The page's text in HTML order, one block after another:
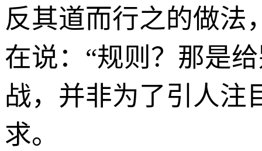
反其道而行之的做法
在说：“规则？那是
战，并非为了引人注
求。